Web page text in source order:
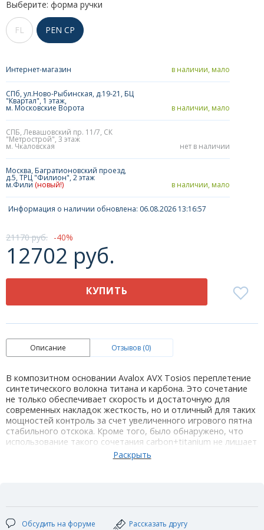
Выберите: форма ручки
FL PEN CP
Интернет-магазин в наличии, мало
СПб, ул.Ново-Рыбинская, д.19-21, БЦ
"Квартал", 1 этаж,
м. Московские Ворота в наличии, мало
СПБ, Левашовский пр. 11/7, СК
"Метрострой", 3 этаж
м. Чкаловская нет в наличии
Москва, Багратионовский проезд,
д.5, ТРЦ "Филион", 2 этаж
м.Фили (новый!) в наличии, мало
Информация о наличии обновлена: 06.08.2026 13:16:57
21170 руб. 40
12702 руб.
КУПИТЬ
Описание Отзывов (0)
В композитном основании Avalox AVX Tosios переплетение
синтетического волокна титана и карбона. Это сочетание
не только обеспечивает скорость и достаточную для
современных накладок жесткость, но и отличный для таких
мощностей контроль за счет увеличенного игрового пятна
стабильного отскока. Кроме того, было обнаружено, что
использование такого сочетания carbon+titanium не лишает
основание потенциала для придания мячу вращения даже
на экстримальных скоростях!
основе. Рекомендуется для мощной атакующей игры тем
спортсменам, которые свободно чувствуют себя в
нападении из любой зоны и хотят такое основание, чтобы
Обсудить на форуме Рассказать другу